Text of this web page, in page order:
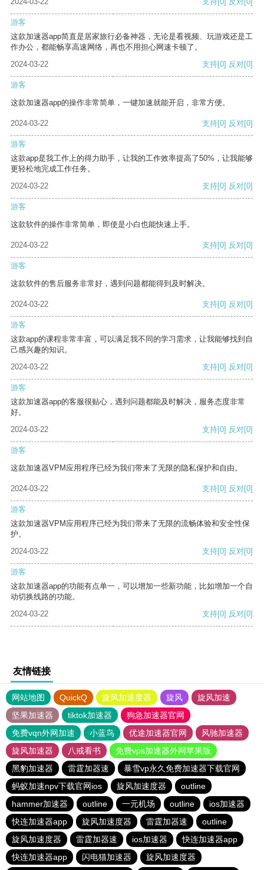
游客
这款加速器app简直是居家旅行必备神器，无论是看视频、玩游戏还是工
作办公，都能畅享高速网络，再也不用担心网速卡顿了。
2024-03-22
支持[0] 反对[0]
游客
这款加速器app的操作非常简单，一键加速就能开启，非常方便。
2024-03-22 支持[0] 反对[0]
游客
这款app是我工作上的得力助手，让我的工作效率提高了50%，让我能够
更轻松地完成工作任务。
2024-03-22
支持[0] 反对[0]
游客
这款软件的操作非常简单，即使是小白也能快速上手。
2024-03-22 支持[0] 反对[0]
游客
这款软件的售后服务非常好，遇到问题都能得到及时解决。
2024-03-22 支持[0] 反对[0]
游客
这款app的课程非常丰富，可以满足我不同的学习需求，让我能够找到自
己感兴趣的知识。
2024-03-22
支持[0] 反对[0]
游客
这款加速器app的客服很贴心，遇到问题都能及时解决，服务态度非常
好。
2024-03-22
支持[0] 反对[0]
游客
这款加速器VPM应用程序已经为我们带来了无限的隐私保护和自由。
2024-03-22 支持[0] 反对[0]
游客
这款加速器VPM应用程序已经为我们带来了无限的流畅体验和安全性保
护。
2024-03-22
支持[0] 反对[0]
游客
这款加速器app的功能有点单一，可以增加一些新功能，比如增加一个自
动切换线路的功能。
2024-03-22
支持[0] 反对[0]
友情链接
网站地图 QuickQ 旋风加速度器 旋风
旋风加速
坚果加速器
tiktok加速器
狗急加速器官网
免费vqn外网加速
小蓝鸟 优途加速器官网
风驰加速器
旋风加速器
八戒看书
免费vps加速器外网苹果版
黑豹加速器
雷霆加器速
暴雪vp永久免费加速器下载官网
蚂蚁加速npv下载官网ios
旋风加速度器
outline
hammer加速器
outline 一元机场 outline
ios加速器
快连加速器app
旋风加速度器 雷霆加器速
outline
旋风加速度器
雷霆加器速 ios加速器
快连加速器app
快连加速器app
闪电猫加速器 旋风加速度器